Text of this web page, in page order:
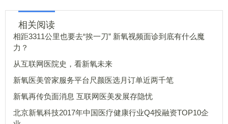
相关阅读
相距3311公里也要去“挨一刀” 新氧视频面诊到底有什么魔
力？
从互联网医院史，看新氧未来
新氧医美管家服务平台尺颜医选月订单近两千笔
新氧再传负面消息 互联网医美发展存隐忧
北京新氧科技2017年中国医疗健康行业Q4投融资TOP10企